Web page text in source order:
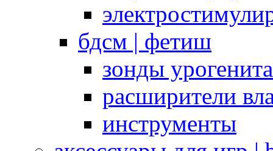
бдсм | фетиш
зонды
расширители
инструменты